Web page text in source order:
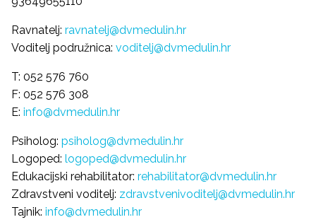
Ravnatelj: ravnatelj@dvmedulin.hr
Voditelj podružnica: voditelj@dvmedulin.hr
T: 052 576 760
F: 052 576 308
E: info@dvmedulin.hr
Psiholog: psiholog@dvmedulin.hr
Logoped: logoped@dvmedulin.hr
Edukacijski rehabilitator: rehabilitator@dvmedulin.hr
Zdravstveni voditelj: zdravstvenivoditelj@dvmedulin.hr
Tajnik: info@dvmedulin.hr